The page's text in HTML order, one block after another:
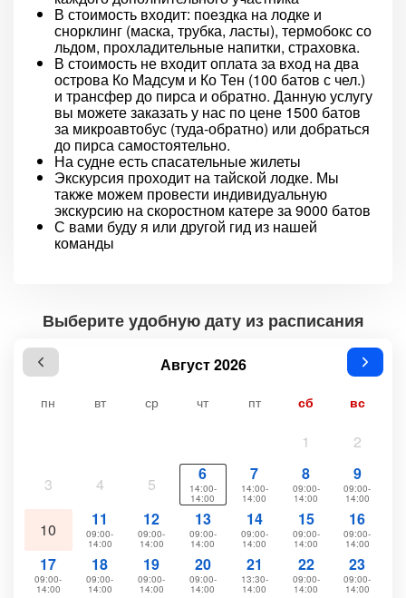
В стоимость входит: поездка на лодке и
снорклинг (маска, трубка, ласты), термобокс со
льдом, прохладительные напитки, страховка.
В стоимость не входит оплата за вход на два
острова Ко Мадсум и Ко Тен (100 батов с чел.)
и трансфер до пирса и обратно. Данную услугу
вы можете заказать у нас по цене 1500 батов
за микроавтобус (туда-обратно) или добраться
до пирса самостоятельно.
На судне есть спасательные жилеты
Экскурсия проходит на тайской лодке. Мы
также можем провести индивидуальную
экскурсию на скоростном катере за 9000 батов
С вами буду я или другой гид из нашей
команды
Выберите удобную дату из расписания
Август 2026
пн вт ср чт пт сб вс
1 2
3 4 5
6
14:00-
14:00
7
14:00-
14:00
8
09:00-
14:00
9
09:00-
14:00
10
11
09:00-
14:00
12
09:00-
14:00
13
09:00-
14:00
14
09:00-
14:00
15
09:00-
14:00
16
09:00-
14:00
17
09:00-
14:00
18
09:00-
14:00
19
09:00-
14:00
20
09:00-
14:00
21
13:30-
14:00
22
09:00-
14:00
23
09:00-
14:00